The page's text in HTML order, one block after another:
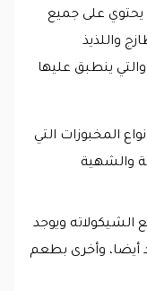
على جميع
واللذيذ
ينطبق عليها
المخبوزات التي
والشهية
الشيكولاته ويوجد
أيضا، وأخرى بطعم